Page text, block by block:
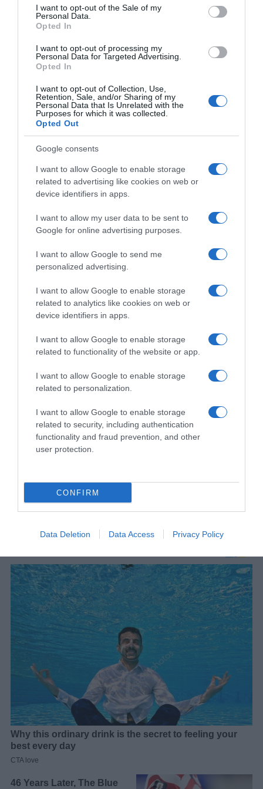
consent section.
I want to opt-out of the Sale of my
Personal Data.
Opted In
I want to opt-out of processing my
Personal Data for Targeted Advertising.
Opted In
I want to opt-out of Collection, Use,
Retention, Sale, and/or Sharing of my
Personal Data that Is Unrelated with the
Purposes for which it was collected.
Opted Out
Google consents
I want to allow Google to enable storage
related to advertising like cookies on web or
device identifiers in apps.
I want to allow my user data to be sent to
Google for online advertising purposes.
I want to allow Google to send me
personalized advertising.
I want to allow Google to enable storage
related to analytics like cookies on web or
device identifiers in apps.
I want to allow Google to enable storage
related to functionality of the website or app.
I want to allow Google to enable storage
related to personalization.
I want to allow Google to enable storage
related to security, including authentication
functionality and fraud prevention, and other
user protection.
CONFIRM
Data Deletion Data Access Privacy Policy
posudu i odmah ohladite. Neki ljudi jedu stare gljive bez
posljedica, ali nutricionisti ipak preporučuju da ih jedete isključivo
stomačne probleme. Svako podgrijavanje hrane s pečurkama
nosi određeni rizik.
Pravilno podgrijavanje hrane i čuvanje obrokaMalo ljudi zna da
podgrijavanje krompira također nosi određene rizike. Često
zagrijavanje jela na šporetu uništava vitamine. Sigurno rukovanje
Stavite jelo u frižider unutar prva dva sata nakon
pripreme.Podijelite veće porcije u plitke posude radi bržeg
hlađenja.Zagrijte samo onaj dio koji planirate pojesti.Održavajte
temperaturu frižidera ispod pet stepeni Celzijusa.
Najčešća greška je podgrijavanje istog obroka više puta. To
višestruko povećava rizik od trovanja. Koje jelo vi najteže bacate i
da li ste nekada osjetili težinu u stomaku nakon jučerašnjeg
samo ako ga odmah nakon pečenja ohladite i stavite u frižider.
Sporo hlađenje na sobnoj temperaturi podstiče razvoj opasnih
Koliko dugo pirinač smije da stoji u frižideru?Kuhani pirinač
čuvajte u frižideru najviše 24 sata. Prije obroka zagrijte ga veoma
jako, dok ne postane potpuno vruć u svim dijelovima.
Kako se podgrijava sarma?Sarma podnosi višestruko
zagrijte samo onu količinu koju ćete tada pojesti.